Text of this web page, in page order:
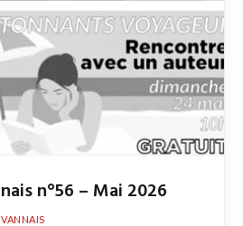
n°56 – Mai 2026